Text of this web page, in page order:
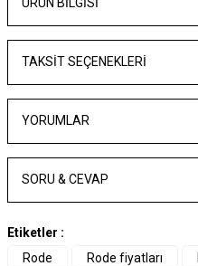
ÜRÜN BILGISI
TAKSIT SEÇENEKLERI
YORUMLAR
SORU & CEVAP
Etiketler :
Rode
Rode fiyatları